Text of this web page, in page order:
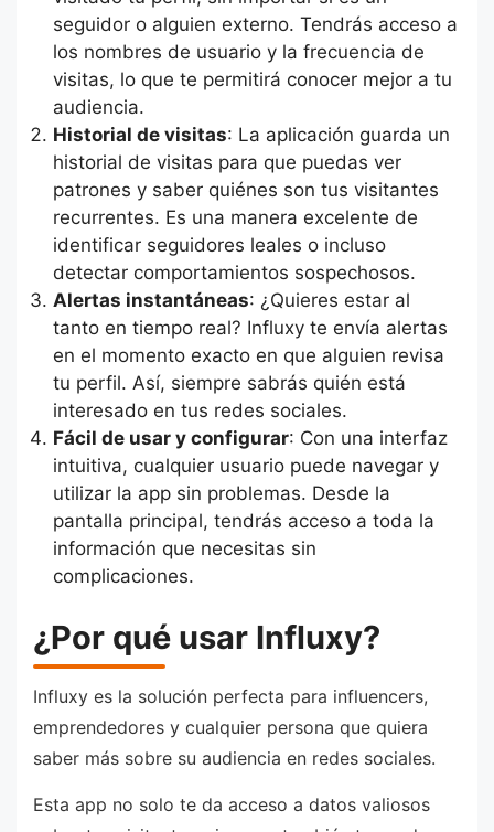
seguidor o alguien externo. Tendrás acceso a
los nombres de usuario y la frecuencia de
visitas, lo que te permitirá conocer mejor a tu
audiencia.
Historial de visitas: La aplicación guarda un
historial de visitas para que puedas ver
patrones y saber quiénes son tus visitantes
recurrentes. Es una manera excelente de
identificar seguidores leales o incluso
detectar comportamientos sospechosos.
Alertas instantáneas: ¿Quieres estar al
tanto en tiempo real? Influxy te envía alertas
en el momento exacto en que alguien revisa
tu perfil. Así, siempre sabrás quién está
interesado en tus redes sociales.
Fácil de usar y configurar: Con una interfaz
intuitiva, cualquier usuario puede navegar y
utilizar la app sin problemas. Desde la
pantalla principal, tendrás acceso a toda la
información que necesitas sin
complicaciones.
¿Por qué usar Influxy?
Influxy es la solución perfecta para influencers,
emprendedores y cualquier persona que quiera
saber más sobre su audiencia en redes sociales.
Esta app no solo te da acceso a datos valiosos